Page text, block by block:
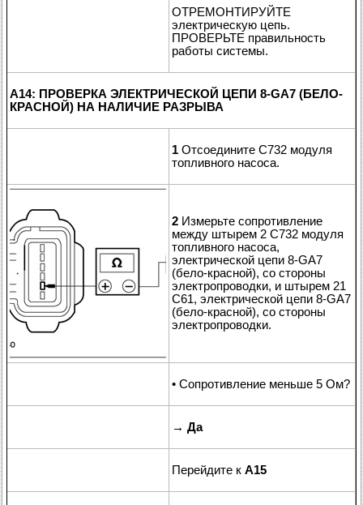
ОТРЕМОНТИРУЙТЕ
электрическую цепь.
ПРОВЕРЬТЕ правильность
работы системы.
A14: ПРОВЕРКА ЭЛЕКТРИЧЕСКОЙ ЦЕПИ 8-GA7 (БЕЛО-
КРАСНОЙ) НА НАЛИЧИЕ РАЗРЫВА
1 Отсоедините C732 модуля
топливного насоса.
2 Измерьте сопротивление
между штырем 2 C732 модуля
топливного насоса,
электрической цепи 8-GA7
(бело-красной), со стороны
электропроводки, и штырем 21
C61, электрической цепи 8-GA7
(бело-красной), со стороны
электропроводки.
• Сопротивление меньше 5 Ом?
→ Да
Перейдите к A15